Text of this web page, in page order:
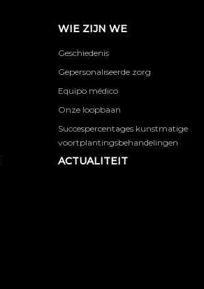
WIE ZIJN WE
Geschiedenis
Gepersonaliseerde zorg
Equipo médico
Onze loopbaan
Succespercentages kunstmatige
voortplantingsbehandelingen
ACTUALITEIT